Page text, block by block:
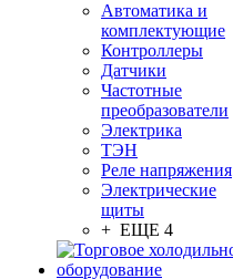
Автоматика и
комплектующие
Контроллеры
Датчики
Частотные
преобразователи
Электрика
ТЭН
Реле напряжения
Электрические
щиты
+ ЕЩЕ 4